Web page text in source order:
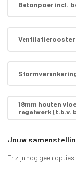
Betonpoer incl.
18mm houten
regelwerk (t.b.v.
Jouw
Er zijn nog geen